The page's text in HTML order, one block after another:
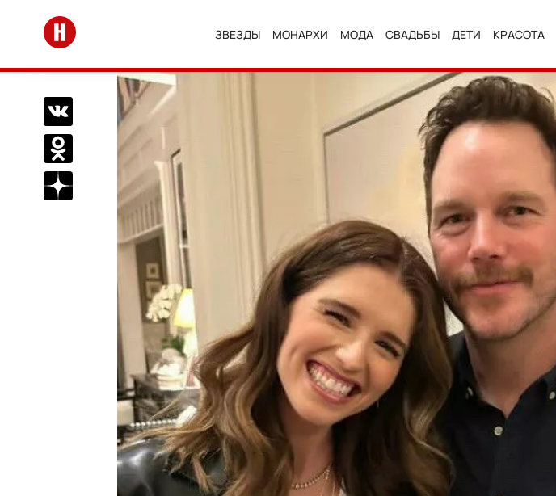
Перейти на главную
ЗВЕЗДЫ МОНАРХИ МОДА СВАДЬБЫ ДЕТИ КРАСОТА
Поделиться Вконтакте
Поделиться в Одноклассниках
Подписаться на нас в Дзен